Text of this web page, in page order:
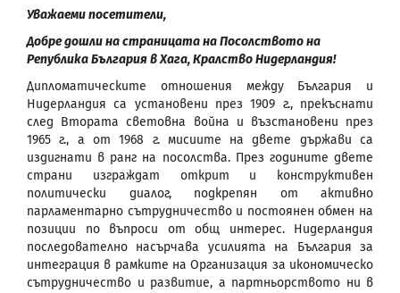
Уважаеми посетители,
Добре дошли на страницата на Посолството на
Република България в Хага, Кралство Нидерландия!
Дипломатическите отношения между България и
Нидерландия са установени през 1909 г., прекъснати
след Втората световна война и възстановени през
1965 г., а от 1968 г. мисиите на двете държави са
издигнати в ранг на посолства. През годините двете
страни изграждат открит и конструктивен
политически диалог, подкрепян от активно
парламентарно сътрудничество и постоянен обмен на
позиции по въпроси от общ интерес. Нидерландия
последователно насърчава усилията на България за
интеграция в рамките на Организация за икономическо
сътрудничество и развитие, а партньорството ни в